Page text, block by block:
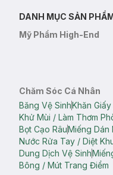
DANH MỤC SẢN
Mỹ Phẩm High-End
Chăm Sóc Cá Nhân
Băng Vệ SinhKhăn
Khử Mùi / Làm Thơm
Bọt Cạo RâuMiếng Dán
Nước Rửa Tay / Diệt
Dung Dịch Vệ Sinh
Bông / Mút Trang Điểm